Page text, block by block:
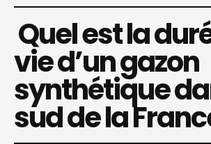
Quel est la
vie d’un gazon
synthétique
sud de la